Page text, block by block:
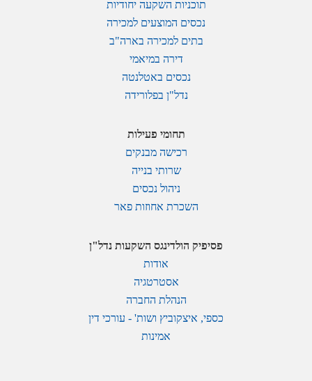
תוכניות השקעה יחודיות
נכסים המוצעים למכירה
בתים למכירה בארה"ב
דירה במיאמי
נכסים באטלנטה
נדל"ן בפלורידה
תחומי פעילות
רכישה מבנקים
שרותי בנייה
ניהול נכסים
השכרת אחוזות פאר
פסיפיק הולדינגס השקעות נדל"ן
אודות
אסטרטגיה
הנהלת החברה
כספי, איצקוביץ ושות' - עורכי דין
אמינות